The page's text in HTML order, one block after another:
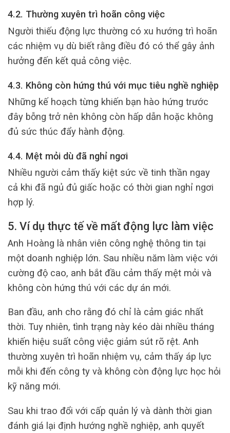
4.2. Thường xuyên trì hoãn công việc
Người thiếu động lực thường có xu hướng trì hoãn
các nhiệm vụ dù biết rằng điều đó có thể gây ảnh
hưởng đến kết quả công việc.
4.3. Không còn hứng thú với mục tiêu nghề nghiệp
Những kế hoạch từng khiến bạn hào hứng trước
đây bỗng trở nên không còn hấp dẫn hoặc không
đủ sức thúc đẩy hành động.
4.4. Mệt mỏi dù đã nghỉ ngơi
Nhiều người cảm thấy kiệt sức về tinh thần ngay
cả khi đã ngủ đủ giấc hoặc có thời gian nghỉ ngơi
hợp lý.
5. Ví dụ thực tế về mất động lực làm việc
Anh Hoàng là nhân viên công nghệ thông tin tại
một doanh nghiệp lớn. Sau nhiều năm làm việc với
cường độ cao, anh bắt đầu cảm thấy mệt mỏi và
không còn hứng thú với các dự án mới.
Ban đầu, anh cho rằng đó chỉ là cảm giác nhất
thời. Tuy nhiên, tình trạng này kéo dài nhiều tháng
khiến hiệu suất công việc giảm sút rõ rệt. Anh
thường xuyên trì hoãn nhiệm vụ, cảm thấy áp lực
mỗi khi đến công ty và không còn động lực học hỏi
kỹ năng mới.
Sau khi trao đổi với cấp quản lý và dành thời gian
đánh giá lại định hướng nghề nghiệp, anh quyết